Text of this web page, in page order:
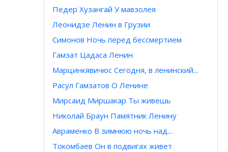
Педер Хузангай У мавзолея
Леонидзе Ленин в Грузии
Симонов Ночь перед бессмертием
Гамзат Цадаса Ленин
Марцинкявичюс Сегодня, в ленинский...
Расул Гамзатов О Ленине
Мирсаид Миршакар Ты живешь
Николай Браун Памятник Ленину
Авраменко В зимнюю ночь над...
Токомбаев Он в подвигах живет